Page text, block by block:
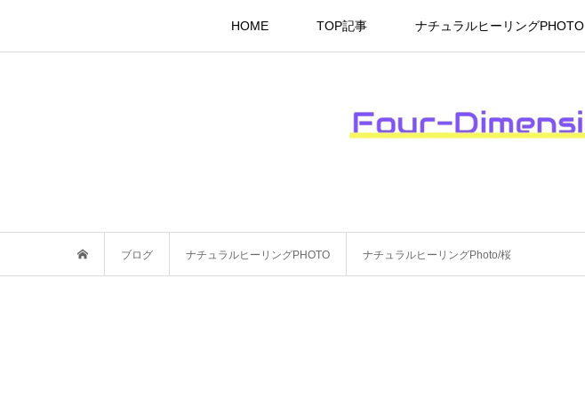
HOME TOP記事 ナチュラルヒーリングPHOTO
ブログ ナチュラルヒーリングPHOTO ナチュラルヒーリングPhoto/桜